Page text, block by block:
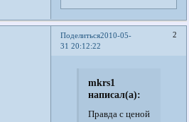
Поделиться 2
2010-05-
31 20:12:22
mkrs1
написал(а):
Правда с ценой